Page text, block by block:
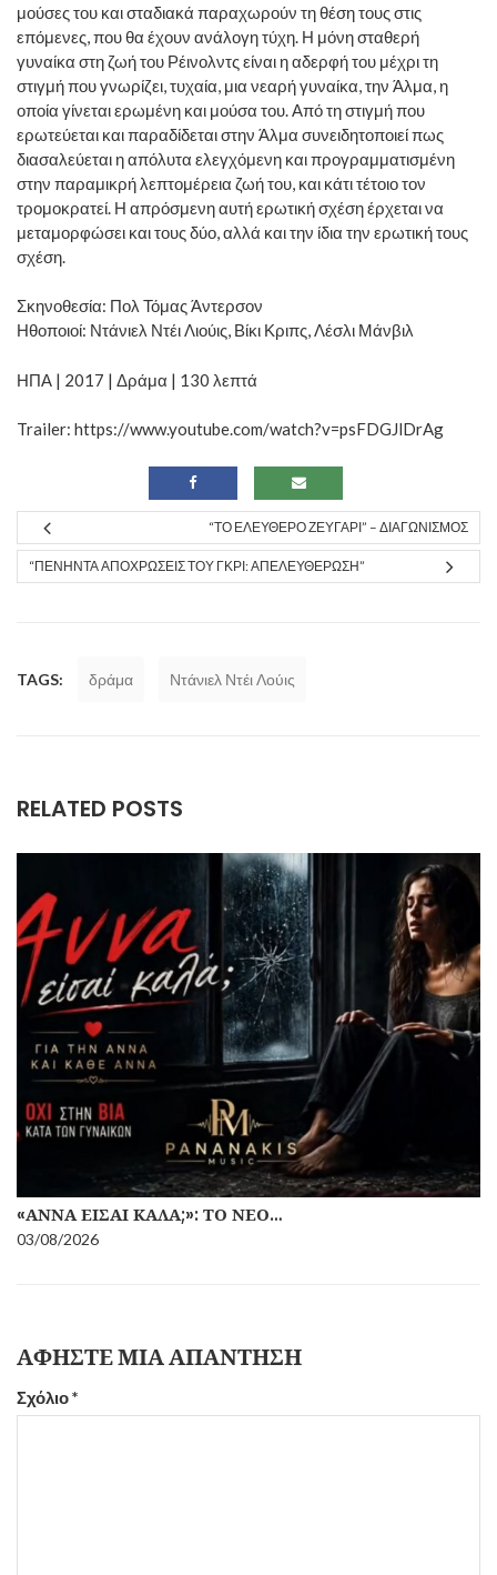
μούσες του και σταδιακά παραχωρούν τη θέση τους στις
επόμενες, που θα έχουν ανάλογη τύχη. Η μόνη σταθερή
γυναίκα στη ζωή του Ρέινολντς είναι η αδερφή του μέχρι τη
στιγμή που γνωρίζει, τυχαία, μια νεαρή γυναίκα, την Άλμα, η
οποία γίνεται ερωμένη και μούσα του. Από τη στιγμή που
ερωτεύεται και παραδίδεται στην Άλμα συνειδητοποιεί πως
διασαλεύεται η απόλυτα ελεγχόμενη και προγραμματισμένη
στην παραμικρή λεπτομέρεια ζωή του, και κάτι τέτοιο τον
τρομοκρατεί. Η απρόσμενη αυτή ερωτική σχέση έρχεται να
μεταμορφώσει και τους δύο, αλλά και την ίδια την ερωτική τους
σχέση.
Σκηνοθεσία: Πολ Τόμας Άντερσον
Ηθοποιοί: Ντάνιελ Ντέι Λιούις, Βίκι Κριπς, Λέσλι Μάνβιλ
ΗΠΑ | 2017 | Δράμα | 130 λεπτά
Trailer: https://www.youtube.com/watch?v=psFDGJlDrAg
“ΤΟ ΕΛΕΎΘΕΡΟ ΖΕΥΓΆΡΙ” – ΔΙΑΓΩΝΙΣΜΌΣ
“ΠΕΝΉΝΤΑ ΑΠΟΧΡΏΣΕΙΣ ΤΟΥ ΓΚΡΙ: ΑΠΕΛΕΥΘΈΡΩΣΗ”
TAGS: δράμα Ντάνιελ Ντέι Λούις
RELATED POSTS
«ΆΝΝΑ ΕΊΣΑΙ ΚΑΛΆ;»: ΤΟ ΝΈΟ…
03/08/2026
ΑΦΉΣΤΕ ΜΙΑ ΑΠΆΝΤΗΣΗ
Σχόλιο*